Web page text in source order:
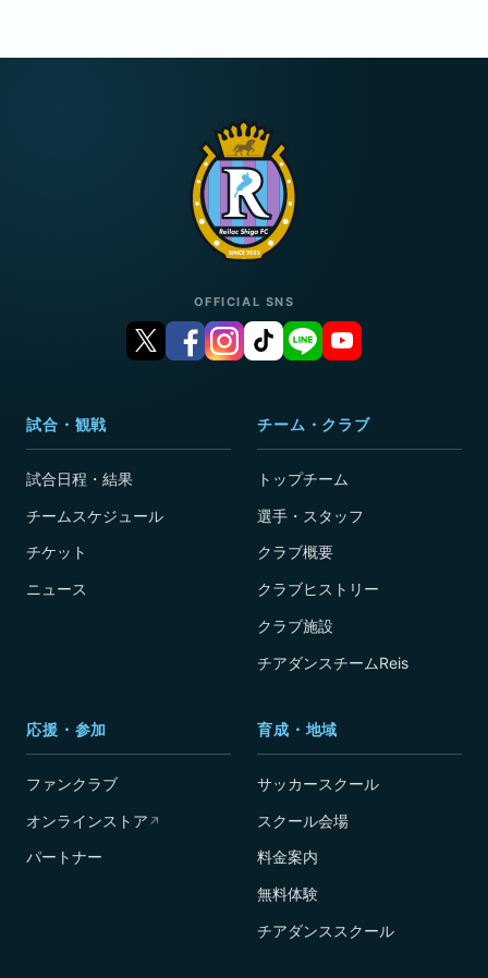
OFFICIAL SNS
試合・観戦
試合日程・結果
チームスケジュール
チケット
ニュース
チーム・クラブ
トップチーム
選手・スタッフ
クラブ概要
クラブヒストリー
クラブ施設
チアダンスチームReis
応援・参加
ファンクラブ
オンラインストア ↗
パートナー
育成・地域
サッカースクール
スクール会場
料金案内
無料体験
チアダンススクール